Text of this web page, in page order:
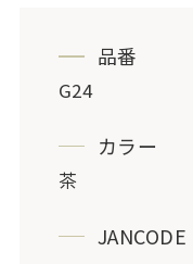
品番
G24
カラー
茶
JANCODE